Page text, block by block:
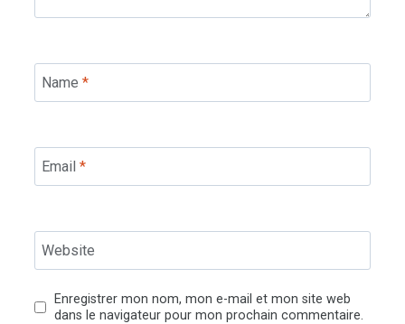
Name *
Email *
Website
Enregistrer mon nom, mon e-mail et mon site web
dans le navigateur pour mon prochain commentaire.